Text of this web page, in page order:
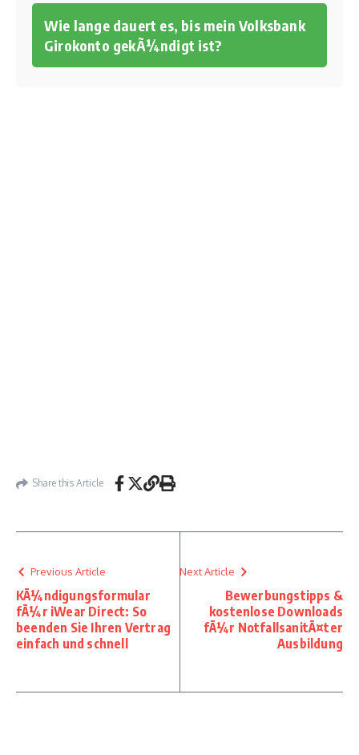
Wie lange dauert es, bis mein Volksbank
Girokonto gekÃ¼ndigt ist?
Share this Article
Previous Article
KÃ¼ndigungsformular
fÃ¼r iWear Direct: So
beenden Sie Ihren Vertrag
einfach und schnell
Next Article
Bewerbungstipps &
kostenlose Downloads
fÃ¼r NotfallsanitÃ¤ter
Ausbildung